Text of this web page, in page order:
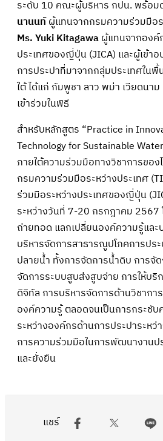
แชร์
ระดับ 10 คณะผู้บริหาร กปน. พร้อม
นานนท์ผู้แทนจากกรมความร่วมมือร
Ms. Yuki Kitagawaผู้แทนจากองค์
ประเทศของญี่ปุ่น (JICA) และผู้เข้า
การประปาที่มาจากกลุ่มประเทศในพื้
ใต้ ได้แก่ กัมพูชา ลาว พม่า เวียดนา
เข้าร่วมในพิธี
สำหรับหลักสูตร “Practice in
Technology for Sustainable
ภายใต้ความร่วมมือทางวิชาการขอ
กรมความร่วมมือระหว่างประเทศ
ร่วมมือระหว่างประเทศของญี่ปุ่น
ระหว่างวันที่ 7-20 กรกฎาคม 2567
ถ่ายทอด แลกเปลี่ยนองค์ความรู้แล
บริหารจัดการสาธารณูปโภคการปร
ปลายน้ำ ทั้งการจัดการน้ำดิบ การจั
จัดการระบบสูบส่งสูบจ่าย การให้บริ
ดิจิทัล การบริหารจัดการด้านวิชากา
องค์ความรู้ ตลอดจนเป็นการกระชั
ระหว่างองค์กรด้านการประปาระหว่
การความร่วมมือในการพัฒนางานป
และยั่งยืน